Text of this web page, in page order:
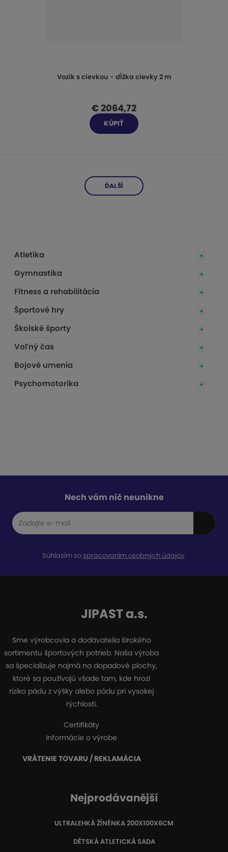
Vozík s cievkou - dĺžka cievky 2 m
€ 2064,72
KÚPIŤ
ĎALŠÍ
Atletika
Gymnastika
Fitness a rehabilitácia
Športové hry
Školské športy
Voľný čas
Bojové umenia
Psychomotorika
Nech vám nič neunikne
Súhlasím so spracovaním osobných údajov.
JIPAST a.s.
Sme výrobcovia a dodávatelia širokého
sortimentu športových potrieb. Naša výroba
sa špecializuje najmä na dopadové plochy,
ktoré sa používajú všade tam, kde hrozí
riziko pádu z výšky alebo pádu pri vysokej
rýchlosti.
Certifikáty
Informácie o výrobe
VRÁTENIE TOVARU / REKLAMÁCIA
Nejprodávanější
ULTRALEHKÁ ŽÍNĚNKA 200X100X6CM
DĚTSKÁ ATLETICKÁ SADA